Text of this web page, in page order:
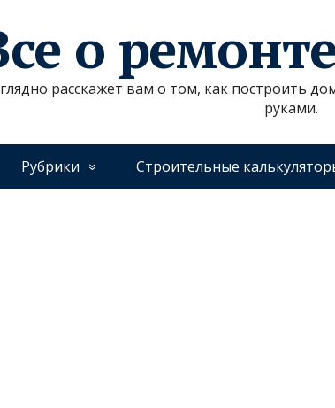
о
расскажет вам о том, как построить
руками.
Рубрики Строительные